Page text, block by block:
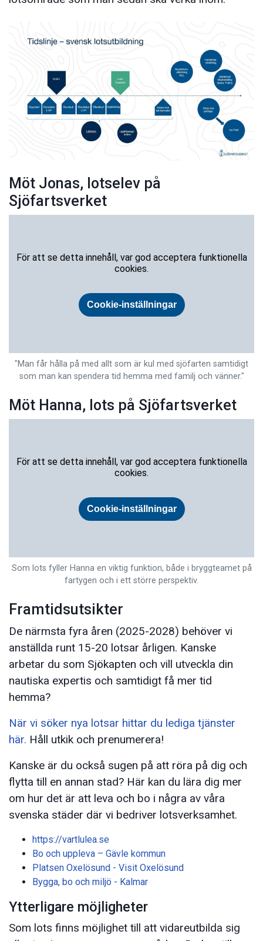
Möt Jonas, lotselev på
Sjöfartsverket
"Man får hålla på med allt som är kul med sjöfarten samtidigt
som man kan spendera tid hemma med familj och vänner."
Möt Hanna, lots på Sjöfartsverket
Som lots fyller Hanna en viktig funktion, både i bryggteamet på
fartygen och i ett större perspektiv.
Framtidsutsikter
De närmsta fyra åren (2025-2028) behöver vi
anställda runt 15-20 lotsar årligen. Kanske
arbetar du som Sjökapten och vill utveckla din
nautiska expertis och samtidigt få mer tid
hemma?
När vi söker nya lotsar hittar du lediga tjänster
här. Håll utkik och prenumerera!
Kanske är du också sugen på att röra på dig och
flytta till en annan stad? Här kan du lära dig mer
om hur det är att leva och bo i några av våra
svenska städer där vi bedriver lotsverksamhet.
https://vartlulea.se
Bo och uppleva – Gävle kommun
Platsen Oxelösund - Visit Oxelösund
Bygga, bo och miljö - Kalmar
Ytterligare möjligheter
Som lots finns möjlighet till att vidareutbilda sig